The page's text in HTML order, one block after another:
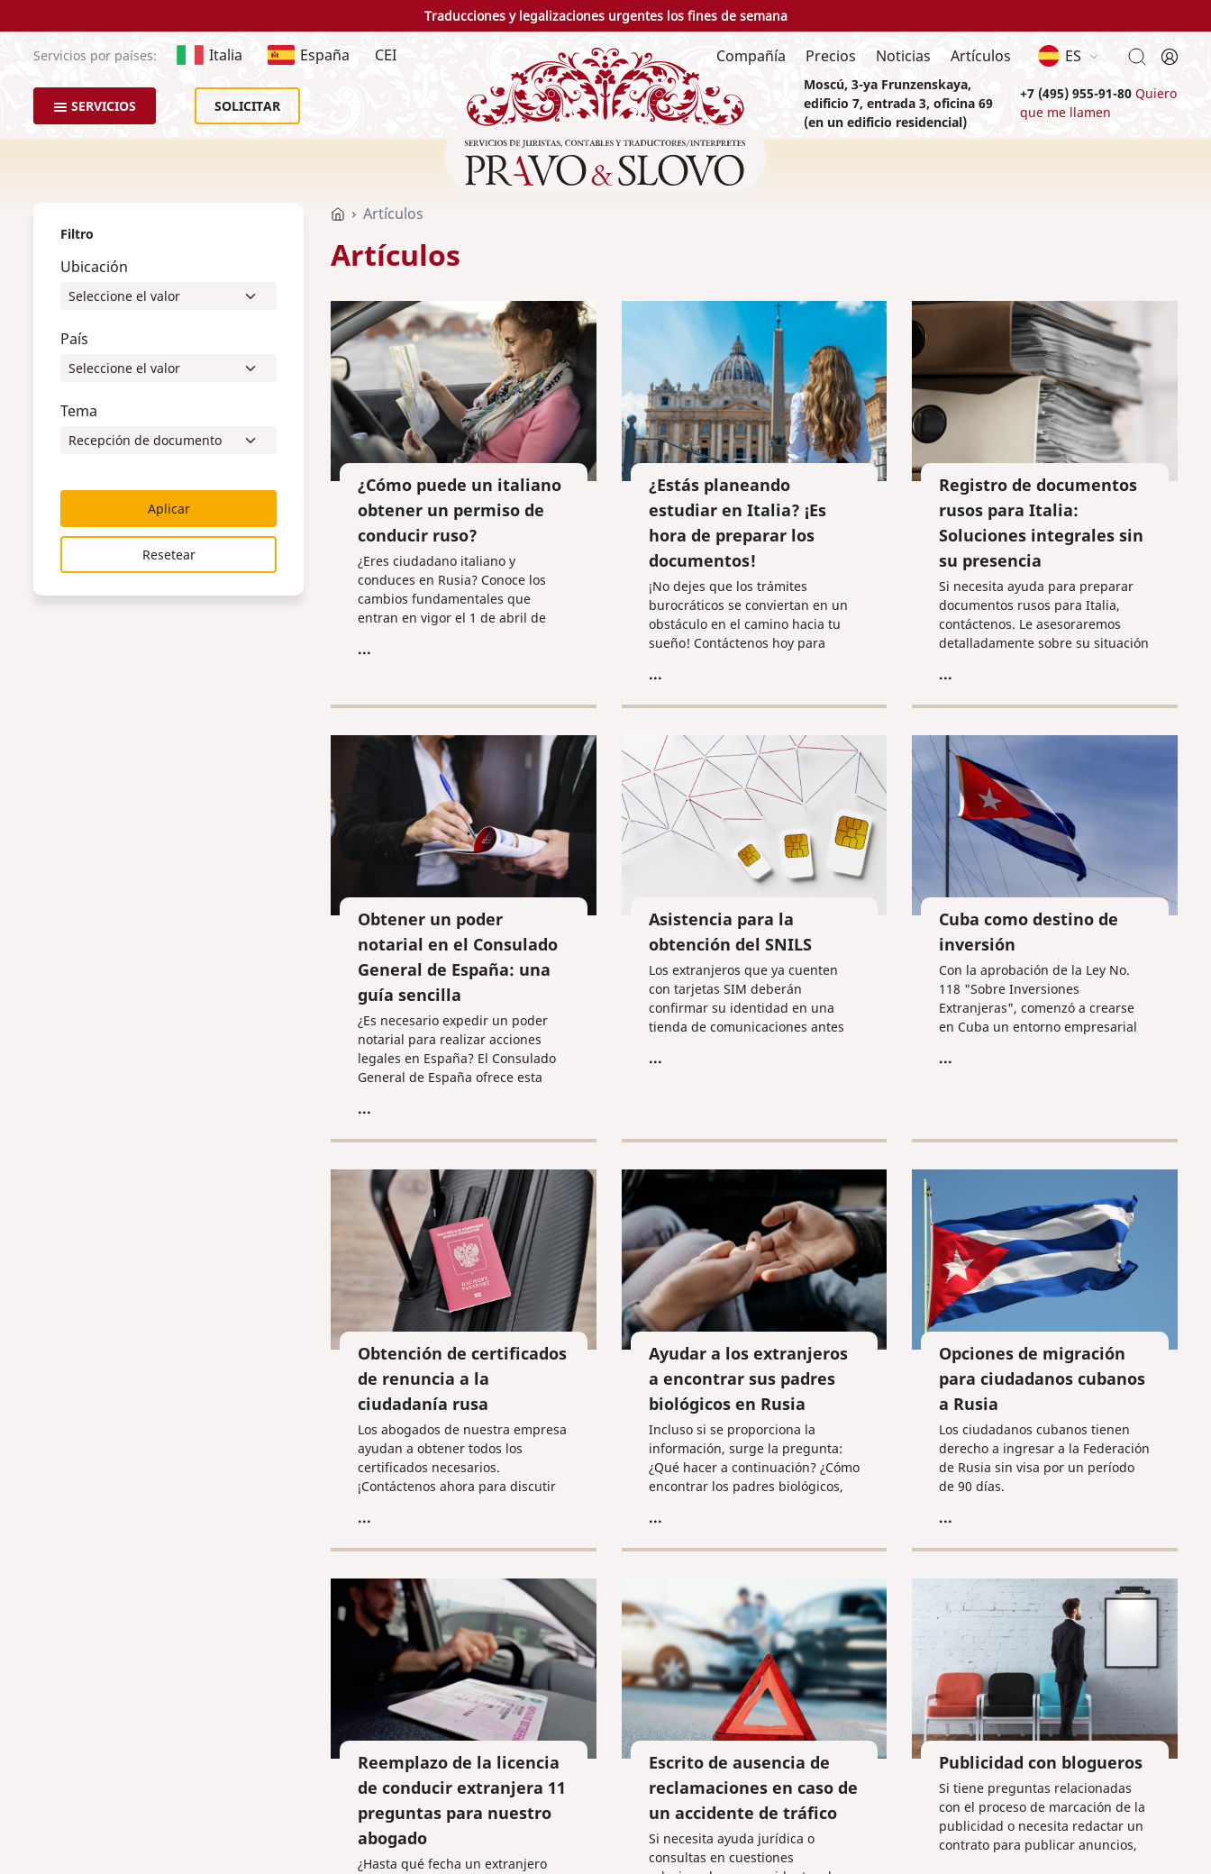
Traducciones y legalizaciones urgentes los fines de semana
Servicios por países: Italia España CEI
SERVICIOS SOLICITAR
Compañía Precios Noticias Artículos ES
Moscú, 3-ya Frunzenskaya,
edificio 7, entrada 3, oficina 69
(en un edificio residencial)
+7 (495) 955-91-80 Quiero
que me llamen
Filtro
Ubicación
País
Tema
Aplicar
Resetear
Artículos
Artículos
¿Cómo puede un italiano
obtener un permiso de
conducir ruso?
¿Eres ciudadano italiano y
conduces en Rusia? Conoce los
cambios fundamentales que
entran en vigor el 1 de abril de
obligatorios para canjear tu carnet
traducción notarial para evitar
sanciones.
...
¿Estás planeando
estudiar en Italia? ¡Es
hora de preparar los
documentos!
¡No dejes que los trámites
burocráticos se conviertan en un
obstáculo en el camino hacia tu
sueño! Contáctenos hoy para
aclarar la lista de documentos
...
Registro de documentos
rusos para Italia:
Soluciones integrales sin
su presencia
Si necesita ayuda para preparar
documentos rusos para Italia,
contáctenos. Le asesoraremos
detalladamente sobre su situación
¡Confíe el papeleo a profesionales
...
Obtener un poder
notarial en el Consulado
General de España: una
guía sencilla
¿Es necesario expedir un poder
notarial para realizar acciones
legales en España? El Consulado
General de España ofrece esta
españoles como a extranjeros.
...
Asistencia para la
obtención del SNILS
Los extranjeros que ya cuenten
con tarjetas SIM deberán
confirmar su identidad en una
tienda de comunicaciones antes
proporcionando la información
...
Cuba como destino de
inversión
Con la aprobación de la Ley No.
118 "Sobre Inversiones
Extranjeras", comenzó a crearse
en Cuba un entorno empresarial
extranjeros.
...
Obtención de certificados
de renuncia a la
ciudadanía rusa
Los abogados de nuestra empresa
ayudan a obtener todos los
certificados necesarios.
¡Contáctenos ahora para discutir
...
Ayudar a los extranjeros
a encontrar sus padres
biológicos en Rusia
Incluso si se proporciona la
información, surge la pregunta:
¿Qué hacer a continuación? ¿Cómo
encontrar los padres biológicos,
teléfono y recopilar al menos
...
Opciones de migración
para ciudadanos cubanos
a Rusia
Los ciudadanos cubanos tienen
derecho a ingresar a la Federación
de Rusia sin visa por un período
de 90 días.
...
Reemplazo de la licencia
de conducir extranjera 11
preguntas para nuestro
abogado
¿Hasta qué fecha un extranjero
Escrito de ausencia de
reclamaciones en caso de
un accidente de tráfico
Si necesita ayuda jurídica o
consultas en cuestiones
Publicidad con blogueros
Si tiene preguntas relacionadas
con el proceso de marcación de la
publicidad o necesita redactar un
contrato para publicar anuncios,